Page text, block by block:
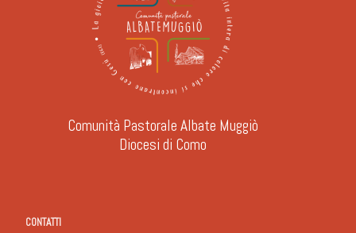
Comunità Pastorale Albate Muggiò
Diocesi di Como
CONTATTI